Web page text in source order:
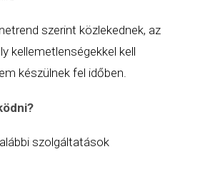
szerint közlekednek, az
kellemetlenségekkel kell
készülnek fel időben.
szolgáltatások